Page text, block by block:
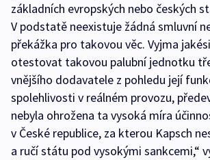
základních evropských nebo českých
V podstatě neexistuje žádná smluvní
překážka pro takovou věc. Vyjma
otestovat takovou palubní jednotku
vnějšího dodavatele z pohledu její
spolehlivosti v reálném provozu,
nebyla ohrožena ta vysoká míra
v České republice, za kterou Kapsch
a ručí státu pod vysokými sankcemi,“